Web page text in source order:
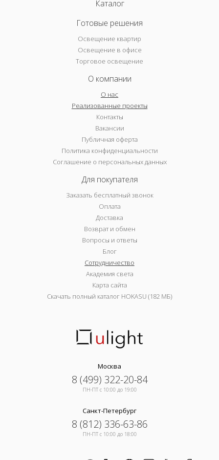
Каталог
Готовые решения
Освещение квартир
Освещение в офисе
Торговое освещение
О компании
О нас
Реализованные проекты
Контакты
Вакансии
Публичная оферта
Политика конфиденциальности
Соглашение о персональных данных
Для покупателя
Заказать бесплатный звонок
Оплата
Доставка
Возврат и обмен
Вопросы и ответы
Блог
Сотрудничество
Академия света
Карта сайта
Скачать полный каталог HOKASU (182 МБ)
Москва
8 (499) 322-20-84
ПН-ПТ c 10:00 до 19:00
Санкт-Петербург
8 (812) 336-63-86
ПН-ПТ c 10:00 до 18:00